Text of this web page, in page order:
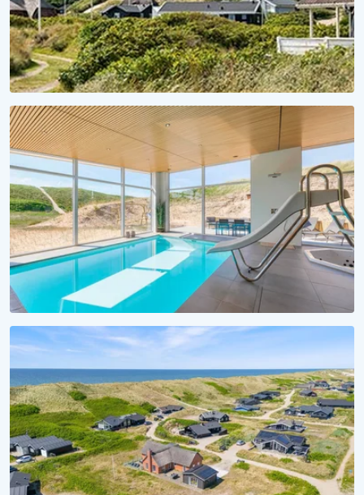
FERIESÆSON 2027
Et hav af forventningsglæde
Lej sommerhus til 2027 nu!
VANDSJOV FOR ALLE
Badeferie ved Vesterhavet
Alle sommerhuse med pool her!